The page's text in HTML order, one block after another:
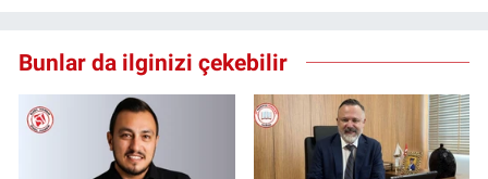
Bunlar da ilginizi çekebilir